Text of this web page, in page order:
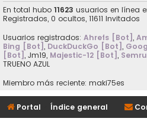
En total hubo 11623 usuarios en línea
Registrados, 0 ocultos, 11611 Invitados
Usuarios registrados: Ahrefs [Bot],
Bing [Bot], DuckDuckGo [Bot],
[Bot], Jm19, Majestic-12 [Bot],
TRUENO AZUL
Miembro más reciente: maki75es
Portal Índice general